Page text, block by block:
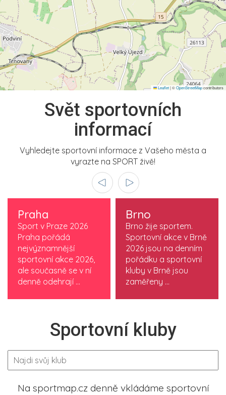
Leaflet|©OpenStreetMapcontributors
Svět sportovních
informací
Vyhledejte sportovní informace z Vašeho města a
vyrazte na SPORT živě!
Praha
Sport v Praze 2026
Praha pořádá
nejvýznamnější
sportovní akce 2026,
ale současně se v ní
denně odehrají ...
Brno
Brno žije sportem.
Sportovní akce v Brně
2026 jsou na denním
pořádku a sportovní
kluby v Brně jsou
zaměřeny ...
Sportovní kluby
Na sportmap.cz denně vkládáme sportovní